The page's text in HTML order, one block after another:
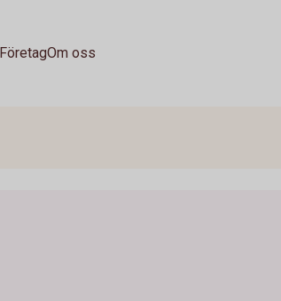
Om oss